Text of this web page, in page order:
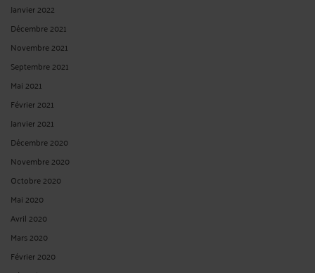
Janvier 2022
Décembre 2021
Novembre 2021
Septembre 2021
Mai 2021
Février 2021
Janvier 2021
Décembre 2020
Novembre 2020
Octobre 2020
Mai 2020
Avril 2020
Mars 2020
Février 2020